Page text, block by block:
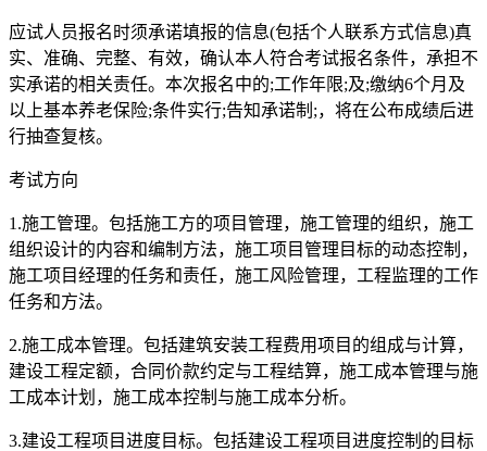
应试人员报名时须承诺填报的信息(包括个人联系方式信息)真
实、准确、完整、有效，确认本人符合考试报名条件，承担不
实承诺的相关责任。本次报名中的;工作年限;及;缴纳6个月及
以上基本养老保险;条件实行;告知承诺制;，将在公布成绩后进
行抽查复核。
考试方向
1.施工管理。包括施工方的项目管理，施工管理的组织，施工
组织设计的内容和编制方法，施工项目管理目标的动态控制，
施工项目经理的任务和责任，施工风险管理，工程监理的工作
任务和方法。
2.施工成本管理。包括建筑安装工程费用项目的组成与计算，
建设工程定额，合同价款约定与工程结算，施工成本管理与施
工成本计划，施工成本控制与施工成本分析。
3.建设工程项目进度目标。包括建设工程项目进度控制的目标